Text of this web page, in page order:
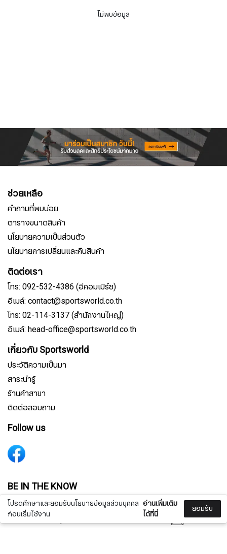
โปรดศึกษาและยอมรับนโยบายข้อมูลส่วนบุคคล
ก่อนเริ่มใช้งาน
อ่านเพิ่มเติม
ได้ที่นี่
ยอมรับ
ไม่พบข้อมูล
ช่วยเหลือ
คำถามที่พบบ่อย
ตารางขนาดสินค้า
นโยบายความเป็นส่วนตัว
นโยบายการเปลี่ยนและคืนสินค้า
ติดต่อเรา
โทร: 092-532-4386 (อีคอมเมิร์ซ)
อีเมล์: contact@sportsworld.co.th
โทร: 02-114-3137 (สำนักงานใหญ่)
อีเมล์: head-office@sportsworld.co.th
เกี่ยวกับ Sportsworld
ประวัติความเป็นมา
สาระน่ารู้
ร้านค้าสาขา
ติดต่อสอบถาม
Follow us
BE IN THE KNOW
Get inspiration, new arrivals and latest offers to your inbox
สมัครรับจดหมายข่าว
ชื่อ